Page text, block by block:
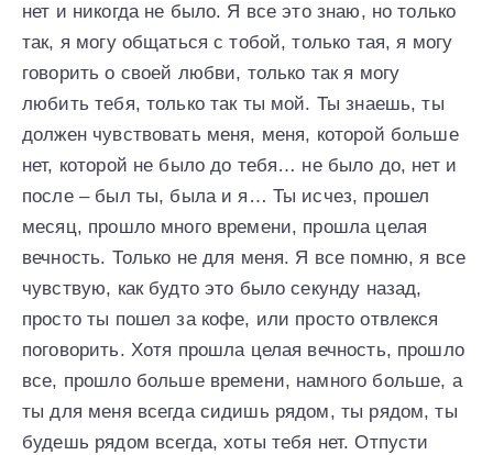
нет и никогда не было. Я все это знаю, но только
так, я могу общаться с тобой, только тая, я могу
говорить о своей любви, только так я могу
любить тебя, только так ты мой. Ты знаешь, ты
должен чувствовать меня, меня, которой больше
нет, которой не было до тебя… не было до, нет и
после – был ты, была и я… Ты исчез, прошел
месяц, прошло много времени, прошла целая
вечность. Только не для меня. Я все помню, я все
чувствую, как будто это было секунду назад,
просто ты пошел за кофе, или просто отвлекся
поговорить. Хотя прошла целая вечность, прошло
все, прошло больше времени, намного больше, а
ты для меня всегда сидишь рядом, ты рядом, ты
будешь рядом всегда, хоты тебя нет. Отпусти